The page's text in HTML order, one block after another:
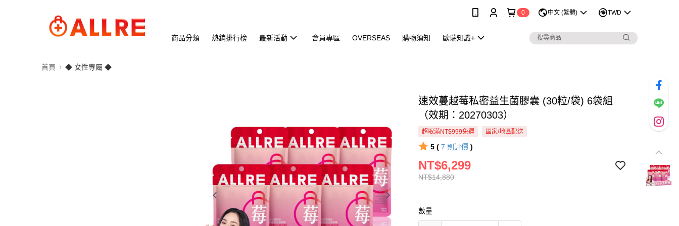
0 中文 (繁體) TWD
商品分類 熱銷排行榜 最新活動 會員專區 OVERSEAS 購物須知 歐瑞知識+
首頁 ◆ 女性專屬 ◆
速效蔓越莓私密益生菌膠囊 (30粒/袋) 6袋組
（效期：20270303）
超取滿NT$999免運 國家/地區配送
5 ( 7 則評價 )
NT$14,880
NT$6,299
數量